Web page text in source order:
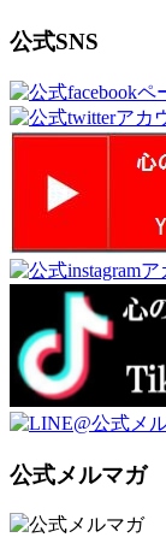
公式SNS
公式メルマガ